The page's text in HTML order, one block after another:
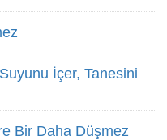
İçer, Tanesini
Bir Daha Düşmez